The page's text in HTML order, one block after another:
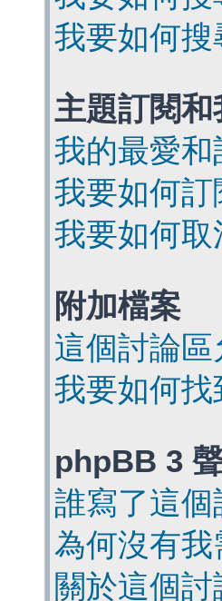
我要如何
主題訂閱
我的最愛
我要如何
我要如何取
附加檔案
這個討論
我要如何
phpBB 3
誰寫了這個
為何沒有我
關於這個